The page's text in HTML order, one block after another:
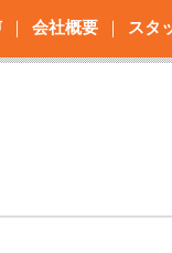
会社概要 スタ